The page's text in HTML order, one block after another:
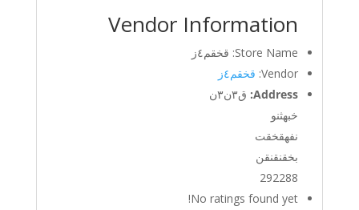
Vendor Information
Store Name: قخقم٤ز
Vendor: قخقم٤ز
Address: ق٣ن٣ن
خبهثنو
نفهقخقت
بخقنقنقن
292288
No ratings found yet!